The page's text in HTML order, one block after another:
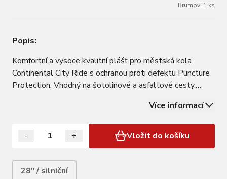
Brumov: 1 ks
Popis:
Komfortní a vysoce kvalitní plášť pro městská kola
Continental City Ride s ochranou proti defektu Puncture
Protection. Vhodný na šotolinové a asfaltové cesty.
3/180 Ochrana: ExtraPuncture Belt Barva: černá s
Více informací
- + Vložit do košíku
28" / silniční